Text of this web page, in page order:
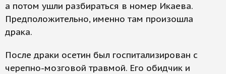
а потом ушли разбираться в номер Икаева.
Предположительно, именно там произошла
драка.
После драки осетин был госпитализирован с
черепно-мозговой травмой. Его обидчик и